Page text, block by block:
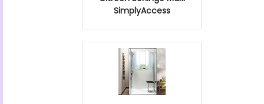
SimplyAccess